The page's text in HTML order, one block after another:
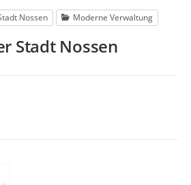
Nossen Moderne Verwaltung
Stadt Nossen